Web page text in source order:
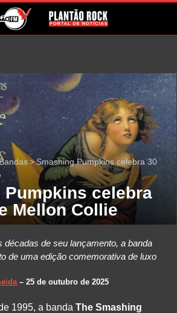
Mar
>Smashing Pumpkins celebra 30
Pumpkins celebra
Mellon Collie
décadas de seu lançamento, a banda
de uma edição comemorativa de luxo
– 25 de outubro de 2025
1995, a bandaThe Smashing